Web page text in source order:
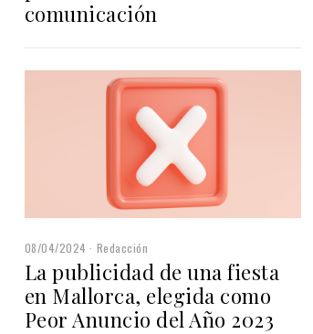
comunicación
08/04/2024 Redacción
La publicidad de una fiesta
en Mallorca, elegida como
Peor Anuncio del Año 2023